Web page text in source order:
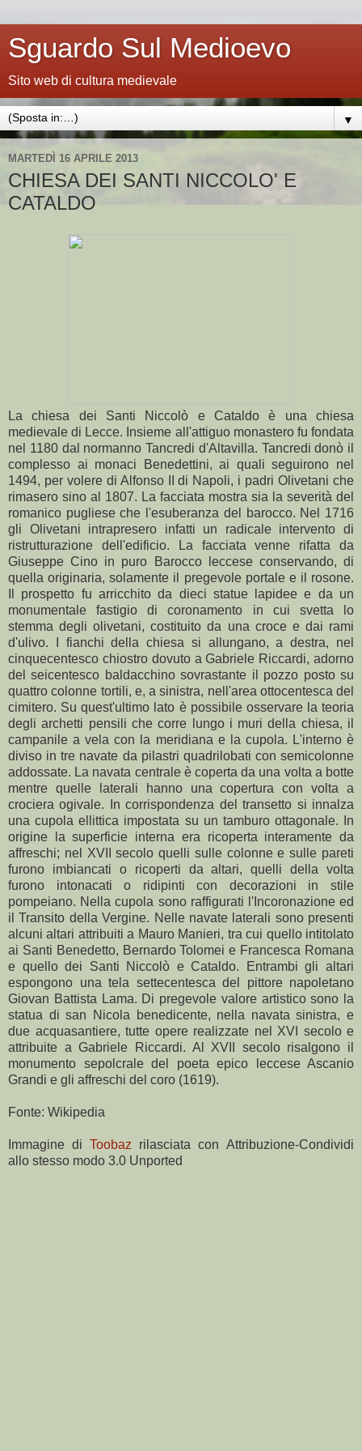
Sguardo Sul Medioevo
Sito web di cultura medievale
▼
MARTEDÌ 16 APRILE 2013
CHIESA DEI SANTI NICCOLO' E
CATALDO
La chiesa dei Santi Niccolò e Cataldo è una chiesa
medievale di Lecce. Insieme all'attiguo monastero fu fondata
nel 1180 dal normanno Tancredi d'Altavilla. Tancredi donò il
complesso ai monaci Benedettini, ai quali seguirono nel
1494, per volere di Alfonso II di Napoli, i padri Olivetani che
rimasero sino al 1807. La facciata mostra sia la severità del
romanico pugliese che l'esuberanza del barocco. Nel 1716
gli Olivetani intrapresero infatti un radicale intervento di
ristrutturazione dell'edificio. La facciata venne rifatta da
Giuseppe Cino in puro Barocco leccese conservando, di
quella originaria, solamente il pregevole portale e il rosone.
Il prospetto fu arricchito da dieci statue lapidee e da un
monumentale fastigio di coronamento in cui svetta lo
stemma degli olivetani, costituito da una croce e dai rami
d'ulivo. I fianchi della chiesa si allungano, a destra, nel
cinquecentesco chiostro dovuto a Gabriele Riccardi, adorno
del seicentesco baldacchino sovrastante il pozzo posto su
quattro colonne tortili, e, a sinistra, nell'area ottocentesca del
cimitero. Su quest'ultimo lato è possibile osservare la teoria
degli archetti pensili che corre lungo i muri della chiesa, il
campanile a vela con la meridiana e la cupola. L'interno è
diviso in tre navate da pilastri quadrilobati con semicolonne
addossate. La navata centrale è coperta da una volta a botte
mentre quelle laterali hanno una copertura con volta a
crociera ogivale. In corrispondenza del transetto si innalza
una cupola ellittica impostata su un tamburo ottagonale. In
origine la superficie interna era ricoperta interamente da
affreschi; nel XVII secolo quelli sulle colonne e sulle pareti
furono imbiancati o ricoperti da altari, quelli della volta
furono intonacati o ridipinti con decorazioni in stile
pompeiano. Nella cupola sono raffigurati l'Incoronazione ed
il Transito della Vergine. Nelle navate laterali sono presenti
alcuni altari attribuiti a Mauro Manieri, tra cui quello intitolato
ai Santi Benedetto, Bernardo Tolomei e Francesca Romana
e quello dei Santi Niccolò e Cataldo. Entrambi gli altari
espongono una tela settecentesca del pittore napoletano
Giovan Battista Lama. Di pregevole valore artistico sono la
statua di san Nicola benedicente, nella navata sinistra, e
due acquasantiere, tutte opere realizzate nel XVI secolo e
attribuite a Gabriele Riccardi. Al XVII secolo risalgono il
monumento sepolcrale del poeta epico leccese Ascanio
Grandi e gli affreschi del coro (1619).
Fonte: Wikipedia
Immagine di Toobaz rilasciata con Attribuzione-Condividi
allo stesso modo 3.0 Unported